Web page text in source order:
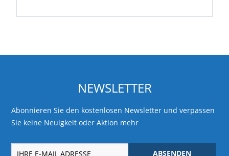
NEWSLETTER
Abonnieren Sie den kostenlosen Newsletter und verpassen
Sie keine Neuigkeit oder Aktion mehr
ABSENDEN